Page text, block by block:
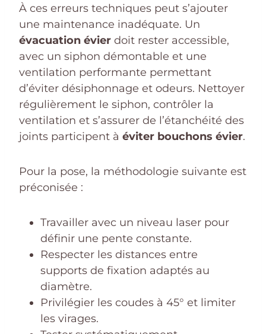
À ces erreurs techniques peut s’ajouter
une maintenance inadéquate. Un
évacuation évier doit rester accessible,
avec un siphon démontable et une
ventilation performante permettant
d’éviter désiphonnage et odeurs. Nettoyer
régulièrement le siphon, contrôler la
ventilation et s’assurer de l’étanchéité des
joints participent à éviter bouchons évier.
Pour la pose, la méthodologie suivante est
préconisée :
Travailler avec un niveau laser pour
définir une pente constante.
Respecter les distances entre
supports de fixation adaptés au
diamètre.
Privilégier les coudes à 45° et limiter
les virages.